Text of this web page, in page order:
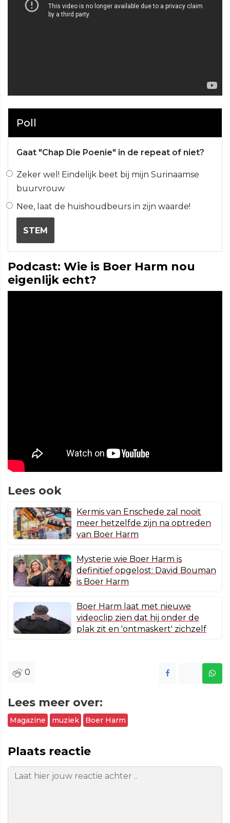
Poll
Gaat "Chap Die Poenie" in de repeat of niet?
Zeker wel! Eindelijk beet bij mijn Surinaamse
buurvrouw
Nee, laat de huishoudbeurs in zijn waarde!
STEM
Podcast: Wie is Boer Harm nou
eigenlijk echt?
Lees ook
Kermis van Enschede zal nooit
meer hetzelfde zijn na optreden
van Boer Harm
Mysterie wie Boer Harm is
definitief opgelost: David Bouman
is Boer Harm
Boer Harm laat met nieuwe
videoclip zien dat hij onder de
plak zit en 'ontmaskert' zichzelf
0
Lees meer over:
Magazine muziek Boer Harm
Plaats reactie